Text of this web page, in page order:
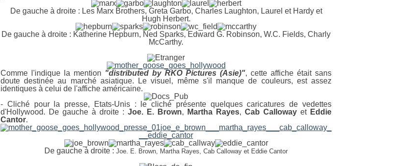
De gauche à droite : Les Marx Brothers, Greta Garbo, Charles Laughton, Laurel et Hardy et
Hugh Herbert.
De gauche à droite : Katherine Hepburn, Ned Sparks, Edward G. Robinson, W.C. Fields, Charly
McCarthy.
Comme l'indique la mention "distributed by RKO Pictures (Asie)", cette affiche était sans
doute destinée au marché asiatique. Le visuel, même s'il manque de couleurs, est assez
identiques à celui de l'affiche américaine.
- Cliché pour la presse, Etats-Unis : le cliché présente quelques caricatures de vedettes
d'Hollywood. De gauche à droite : Joe. E. Brown, Martha Rayes, Cab Calloway et Eddie
Cantor.
De gauche à droite : Joe. E. Brown, Martha Rayes, Cab Calloway et Eddie Cantor